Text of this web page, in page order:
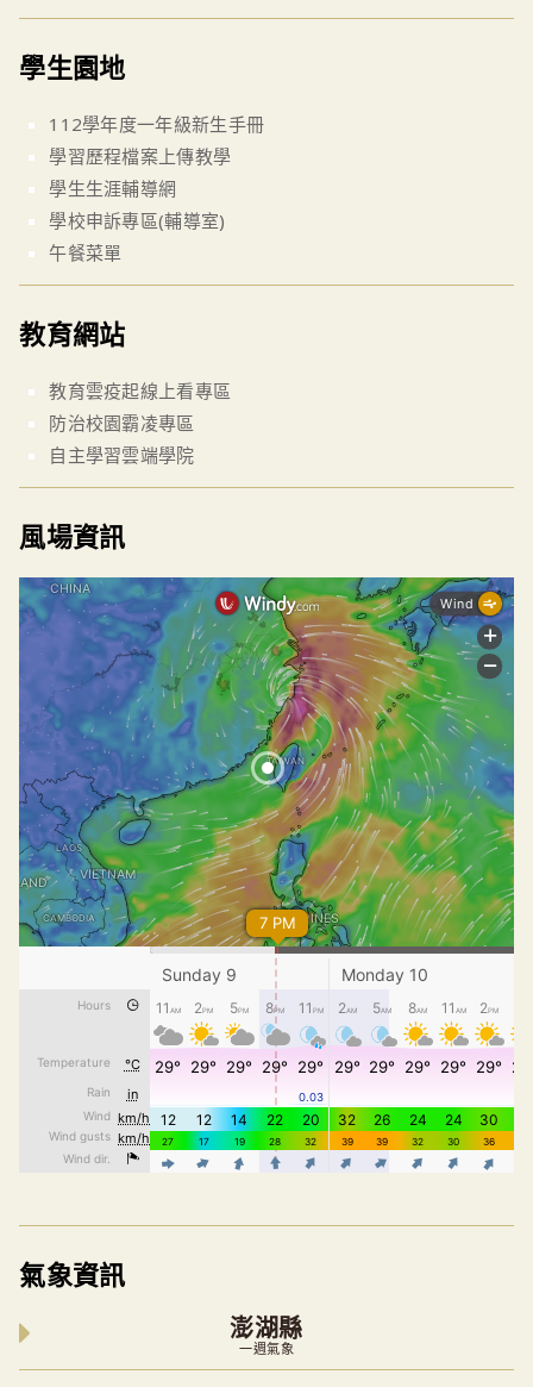
學生園地
112學年度一年級新生手冊
學習歷程檔案上傳教學
學生生涯輔導網
學校申訴專區(輔導室)
午餐菜單
教育網站
教育雲疫起線上看專區
防治校園霸凌專區
自主學習雲端學院
風場資訊
氣象資訊
澎湖縣
一週氣象